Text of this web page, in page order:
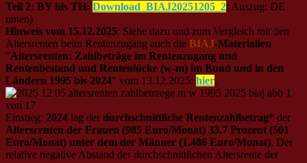
Teil 2: BY bis TH: Download_BIAJ20251205_2; Auszug: DE
unten)
Hinweis vom 15.12.2025: Siehe dazu und zum Vergleich mit den
Altersrenten beim Rentenzugang auch die BIAJ-Materialien
"Altersrenten: Zahlbeträge im Rentenzugang und
Rentenbestand und Rentenlücke (w-m) im Bund und in den
Ländern 1995 bis 2024" vom 13.12.2025: hier.
Einstieg: 2024 lag der durchschnittliche Rentenzahlbetrag* der
Altersrenten der Frauen (985 Euro/Monat) 33,7 Prozent (501
Euro/Monat) unter dem der Männer (1.486 Euro/Monat). Der
relative negative Abstand der durchschnittlichen Altersrente der